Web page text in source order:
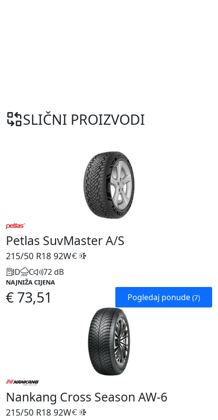
SLIČNI PROIZVODI
Petlas SuvMaster A/S
215/50 R18 92W
D C 72 dB
NAJNIŽA CIJENA
€ 73,51 Pogledaj ponude (7)
Nankang Cross Season AW-6
215/50 R18 92W